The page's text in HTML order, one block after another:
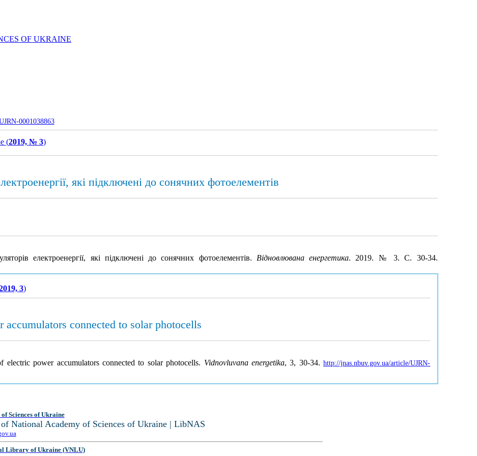
OF UKRAINE
0001038863
(2019, № 3)
які підключені до сонячних фотоелементів
електроенергії, які підключені до сонячних фотоелементів. Відновлювана енергетика. 2019. № 3. С. 30-34.
3)
connected to solar photocells
power accumulators connected to solar photocells. Vidnovluvana energetika, 3, 30-34.http://jnas.nbuv.gov.ua/article/UJRN-
Sciences of Ukraine
National Academy of Sciences of Ukraine | LibNAS
Library of Ukraine (VNLU)